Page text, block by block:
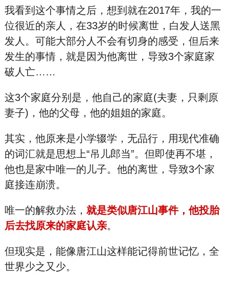
我看到这个事情之后，想到就在2017年，我的一
位很近的亲人，在33岁的时候离世，白发人送黑
发人。可能大部分人不会有切身的感受，但后来
发生的事情，就是因为他离世，导致3个家庭家
破人亡……
这3个家庭分别是，他自己的家庭(夫妻，只剩原
妻子)，他的父母，他的姐姐的家庭。
其实，他原来是小学辍学，无品行，用现代准确
的词汇就是思想上“吊儿郎当”。但即使再不堪，
他也是家中唯一的儿子。他的离世，导致3个家
庭接连崩溃。
唯一的解救办法， 就是类似唐江山事件，他投胎
后去找原来的家庭认亲。
但现实是，能像唐江山这样能记得前世记忆，全
世界少之又少。